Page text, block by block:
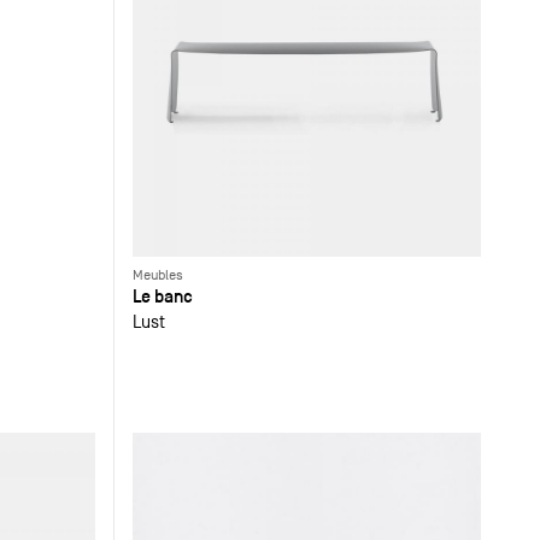
Meubles
Le banc
Lust